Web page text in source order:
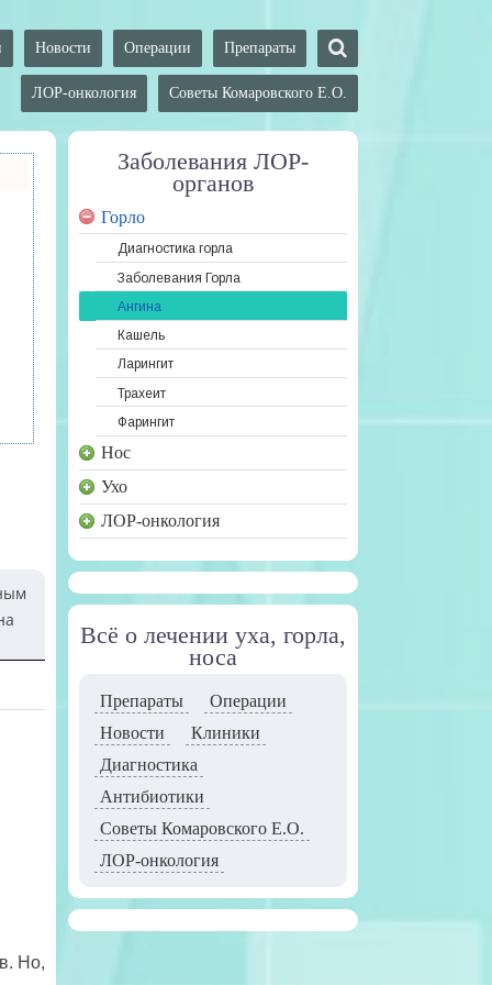
Препараты
Операции
Новости
Советы Комаровского Е.О.
ЛОР-онкология
Но,
Заболевания ЛОР-
органов
Горло
Диагностика горла
Заболевания Горла
Ангина
Кашель
Ларингит
Трахеит
Фарингит
Нос
Ухо
ЛОР-онкология
Всё о лечении уха, горла,
носа
Препараты
Операции
Новости
Клиники
Диагностика
Антибиотики
Советы Комаровского Е.О.
ЛОР-онкология